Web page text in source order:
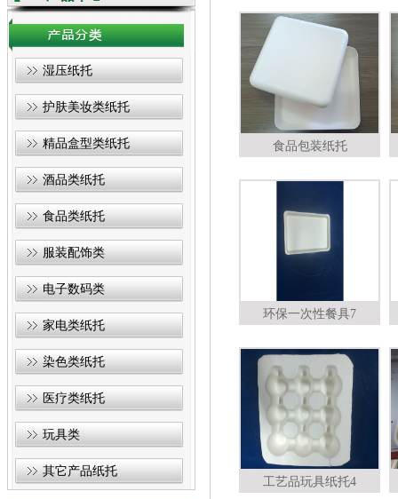
湿压纸托
护肤美妆类纸托
精品盒型类纸托
酒品类纸托
食品类纸托
服装配饰类
电子数码类
家电类纸托
染色类纸托
医疗类纸托
玩具类
其它产品纸托
食品包装纸托
环保一次性餐具7
工艺品玩具纸托4